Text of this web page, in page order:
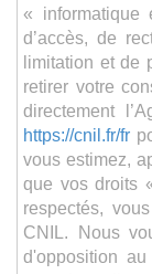
« informatique
d’accès, de
limitation et de
retirer votre
directement
https://cnil.fr/fr
vous estimez,
que vos droits
respectés,
CNIL. Nous
d'opposition